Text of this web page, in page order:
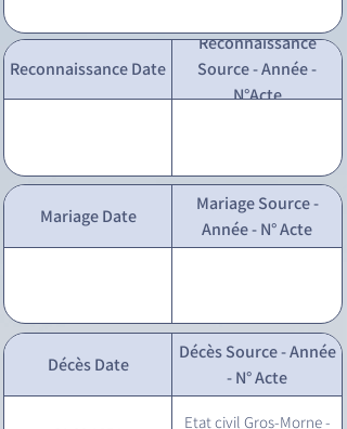
Reconnaissance Date
Reconnaissance
Source - Année -
N°Acte
Mariage Date
Mariage Source -
Année - N° Acte
Décès Date
Décès Source - Année
- N° Acte
Etat civil Gros-Morne -